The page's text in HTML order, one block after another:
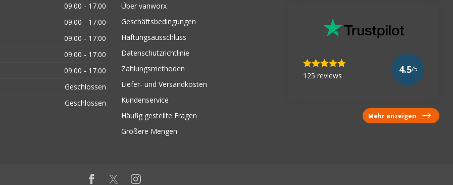
09.00 - 17.00
09.00 - 17.00
09.00 - 17.00
09.00 - 17.00
09.00 - 17.00
Geschlossen
Geschlossen
Über vanworx
Geschäftsbedingungen
Haftungsausschluss
Datenschutzrichtlinie
Zahlungsmethoden
Liefer- und Versandkosten
Kundenservice
Häufig gestellte Fragen
Größere Mengen
125 reviews
4.5/5
Mehr anzeigen